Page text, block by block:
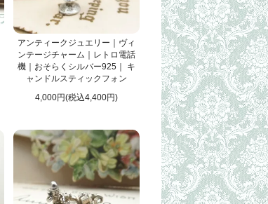
アンティークジュエリー｜ヴィ
ンテージチャーム｜レトロ電話
機｜おそらくシルバー925｜ キ
ャンドルスティックフォン
4,000円(税込4,400円)